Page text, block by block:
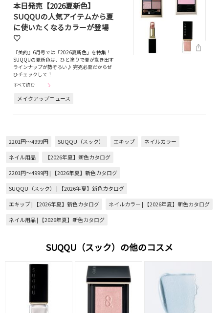
本日発売【2026夏新色】
SUQQUの人気アイテムから夏
に使いたくなるカラーが登場
♡
『美的』6月号では「2026夏新色」を特集！
SUQQUの夏新色は、ひと塗りで夏が動き出す
ラインナップが勢ぞろい♪ 完売必至だからぜ
ひチェックして！
すべて読む
メイクアップニュース
2201円～4999円 SUQQU（スック） エキップ
ネイルカラー
ネイル用品
【2026年夏】新色カタログ
2201円～4999円 | 【2026年夏】新色カタログ
SUQQU（スック） | 【2026年夏】新色カタログ
エキップ | 【2026年夏】新色カタログ
ネイルカラー | 【2026年夏】新色カタログ
ネイル用品 | 【2026年夏】新色カタログ
SUQQU（スック）の他のコスメ